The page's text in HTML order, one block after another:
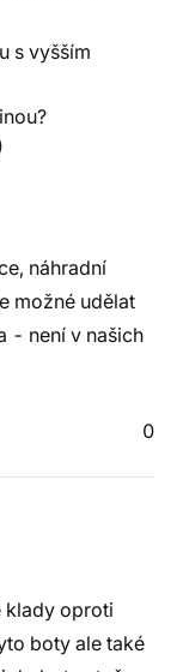
s vyšším
náhradní
možné udělat
- není v našich
0
klady oproti
boty ale také